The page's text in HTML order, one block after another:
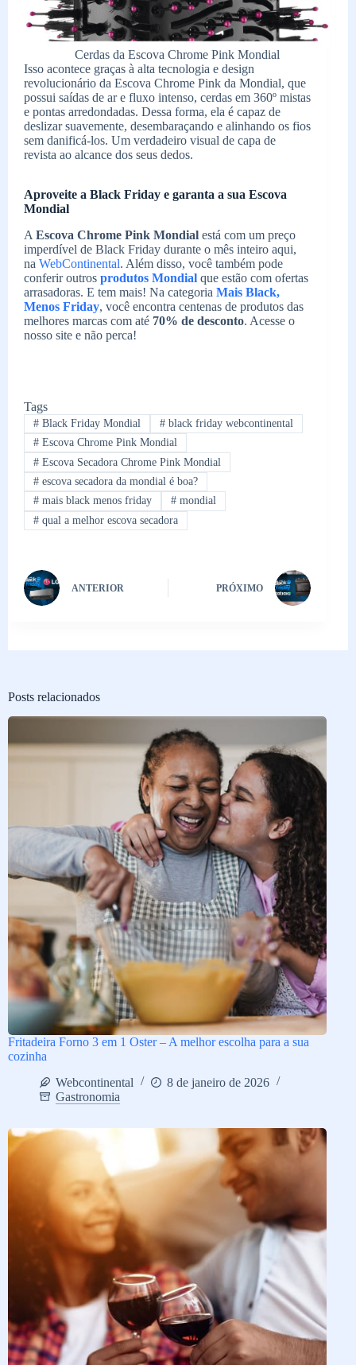
Cerdas da Escova Chrome Pink Mondial
Isso acontece graças à alta tecnologia e design
revolucionário da Escova Chrome Pink da Mondial, que
possui saídas de ar e fluxo intenso, cerdas em 360º mistas
e pontas arredondadas. Dessa forma, ela é capaz de
deslizar suavemente, desembaraçando e alinhando os fios
sem danificá-los. Um verdadeiro visual de capa de
revista ao alcance dos seus dedos.
Aproveite a Black Friday e garanta a sua Escova
Mondial
A Escova Chrome Pink Mondial está com um preço
imperdível de Black Friday durante o mês inteiro aqui,
na WebContinental. Além disso, você também pode
conferir outros produtos Mondial que estão com ofertas
arrasadoras. E tem mais! Na categoria Mais Black,
Menos Friday, você encontra centenas de produtos das
melhores marcas com até 70% de desconto. Acesse o
nosso site e não perca!
Tags
#Black Friday Mondial #black friday webcontinental
#Escova Chrome Pink Mondial
#Escova Secadora Chrome Pink Mondial
#escova secadora da mondial é boa?
#mais black menos friday #mondial
#qual a melhor escova secadora
ANTERIOR PRÓXIMO
Posts relacionados
Fritadeira Forno 3 em 1 Oster – A melhor escolha para a sua
cozinha
Webcontinental
8 de janeiro de 2026
Gastronomia